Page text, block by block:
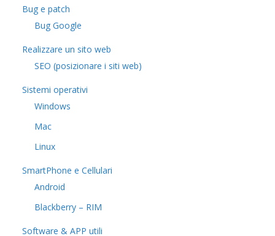
Bug e patch
Bug Google
Realizzare un sito web
SEO (posizionare i siti web)
Sistemi operativi
Windows
Mac
Linux
SmartPhone e Cellulari
Android
Blackberry – RIM
Software & APP utili